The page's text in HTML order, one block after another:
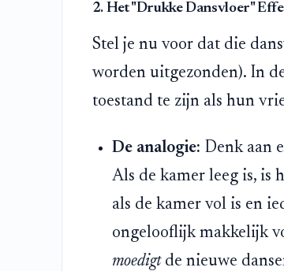
2. Het "Drukke Dansvloer"
Stel je nu voor dat die
worden uitgezonden). In
toestand te zijn als hun
De analogie: Denk aan
Als de kamer leeg is, is
als de kamer vol is en
ongelooflijk makkelijk
moedigtde nieuwe